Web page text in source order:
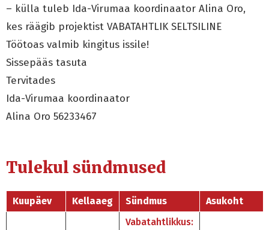
– külla tuleb Ida-Virumaa koordinaator Alina Oro,
kes räägib projektist VABATAHTLIK SELTSILINE
Töötoas valmib kingitus issile!
Sissepääs tasuta
Tervitades
Ida-Virumaa koordinaator
Alina Oro 56233467
Tulekul sündmused
Kuupäev Kellaaeg Sündmus Asukoht
Vabatahtlikkus: